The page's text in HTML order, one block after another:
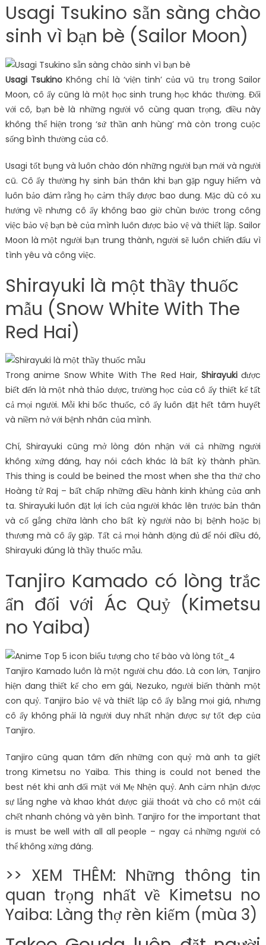
Usagi Tsukino sẵn sàng chào
sinh vì bạn bè (Sailor Moon)
Usagi Tsukino Không chỉ là ‘viện tinh’ của vũ trụ trong Sailor
Moon, cô ấy cũng là một học sinh trung học khác thường. Đối
với cô, bạn bè là những người vô cùng quan trọng, điều này
không thể hiện trong ‘sứ thần anh hùng’ mà còn trong cuộc
sống bình thường của cô.
Usagi tốt bụng và luôn chào đón những người bạn mới và người
cũ. Cô ấy thường hy sinh bản thân khi bạn gặp nguy hiểm và
luôn bảo đảm rằng họ cảm thấy được bao dung. Mặc dù có xu
hướng về nhưng cô ấy không bao giờ chùn bước trong công
việc bảo vệ bạn bè của mình luôn được bảo vệ và thiết lập. Sailor
Moon là một người bạn trung thành, người sẽ luôn chiến đấu vì
tình yêu và công việc.
Shirayuki là một thầy thuốc
mẫu (Snow White With The
Red Hai)
Trong anime Snow White With The Red Hair, Shirayukiđược
biết đến là một nhà thảo dược, trường học của cô ấy thiết kế tất
cả mọi người. Mỗi khi bốc thuốc, cô ấy luôn đặt hết tâm huyết
và niềm nở với bệnh nhân của mình.
Chí, Shirayuki cũng mở lòng đón nhận với cả những người
không xứng đáng, hay nói cách khác là bất kỳ thành phần.
This thing is could be beined the most when she tha thứ cho
Hoàng tử Raj – bất chấp những điều hành kinh khủng của anh
ta. Shirayuki luôn đặt lợi ích của người khác lên trước bản thân
và cố gắng chữa lành cho bất kỳ người nào bị bệnh hoặc bị
thương mà cô ấy gặp. Tất cả mọi hành động đủ để nói điều đó,
Shirayuki đúng là thầy thuốc mẫu.
Tanjiro Kamado có lòng trắc
ẩn đối với Ác Quỷ (Kimetsu
no Yaiba)
Tanjiro Kamado luôn là một người chu đáo. Là con lớn, Tanjiro
hiện đang thiết kế cho em gái, Nezuko, người biến thành một
con quỷ. Tanjiro bảo vệ và thiết lập cô ấy bằng mọi giá, nhưng
cô ấy không phải là người duy nhất nhận được sự tốt đẹp của
Tanjiro.
Tanjiro cũng quan tâm đến những con quỷ mà anh ta giết
trong Kimetsu no Yaiba. This thing is could not bened the
best nét khi anh đối mặt với Mẹ Nhện quỷ. Anh cảm nhận được
sự lắng nghe và khao khát được giải thoát và cho cô một cái
chết nhanh chóng và yên bình. Tanjiro for the important that
is must be well with all all people – ngay cả những người có
thể không xứng đáng.
>> XEM THÊM: Những thông tin
quan trọng nhất về Kimetsu no
Yaiba: Làng thợ rèn kiếm (mùa 3)